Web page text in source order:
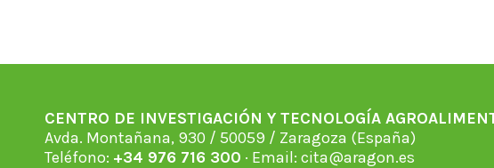
CENTRO DE INVESTIGACIÓN Y TECNOLOGÍA
Avda. Montañana, 930 / 50059 / Zaragoza (España)
Teléfono: +34 976 716 300 · Email: cita@aragon.es